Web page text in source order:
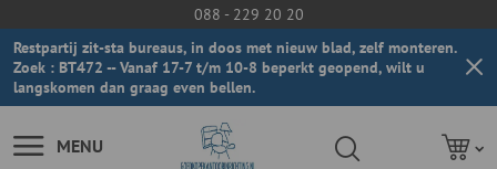
088 - 229 20 20
Restpartij zit-sta bureaus, in doos met nieuw blad, zelf monteren.
Zoek : BT472 -- Vanaf 17-7 t/m 10-8 beperkt geopend, wilt u
langskomen dan graag even bellen.
MENU